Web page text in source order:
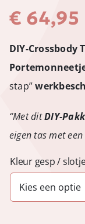
€ 64,95
DIY-Crossbody
stap”
“Met ditDIY-
eigen tas met
Kleur gesp /